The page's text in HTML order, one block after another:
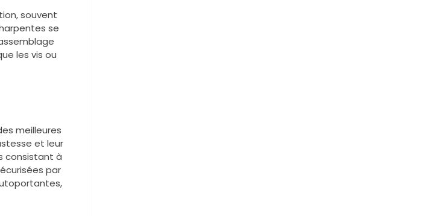
souvent
se
les vis ou
meilleures
et leur
consistant à
par